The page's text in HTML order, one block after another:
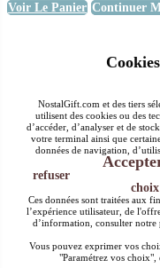
Voir Le Panier Continuer
NostalGift.com et des tiers
utilisent des cookies ou des
d’accéder, d’analyser et de
votre terminal ainsi que
données de navigation,
refuser
choix
Ces données sont traitées aux
l’expérience utilisateur, de
d’information, consulter notre
Vous pouvez exprimer vos
"Paramétrez vos